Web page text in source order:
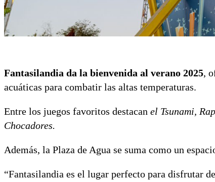
Fantasilandia da la bienvenida al verano 2025,
acuáticas para combatir las altas temperaturas.
Entre los juegos favoritos destacan el Tsunami,
Chocadores.
Además, la Plaza de Agua se suma como un
“Fantasilandia es el lugar perfecto para disfrutar